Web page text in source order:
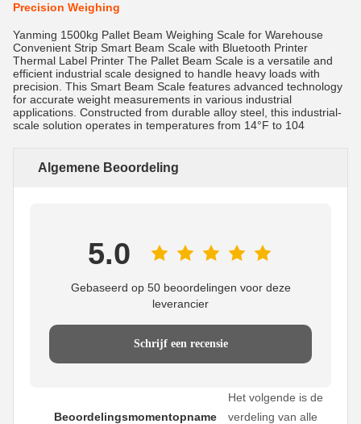
Precision Weighing
Yanming 1500kg Pallet Beam Weighing Scale for Warehouse
Convenient Strip Smart Beam Scale with Bluetooth Printer
Thermal Label Printer The Pallet Beam Scale is a versatile and
efficient industrial scale designed to handle heavy loads with
precision. This Smart Beam Scale features advanced technology
for accurate weight measurements in various industrial
applications. Constructed from durable alloy steel, this industrial-
scale solution operates in temperatures from 14°F to 104
Algemene Beoordeling
5.0
Gebaseerd op 50 beoordelingen voor deze
leverancier
Schrijf een recensie
Beoordelingsmomentopname
Het volgende is de
verdeling van alle